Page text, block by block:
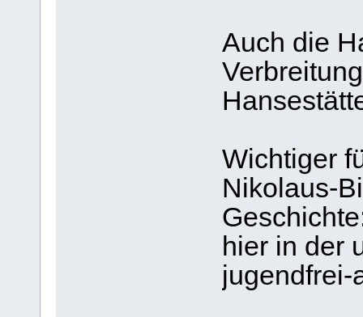
Auch die
Wichtiger
Nikolaus-
hier in der
jugendfrei-